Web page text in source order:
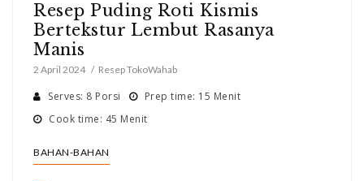
Resep Puding Roti Kismis
Bertekstur Lembut Rasanya
Manis
2 April 2024 Resep TokoWahab
Serves: 8 Porsi
Prep time: 15 Menit
Cook time: 45 Menit
BAHAN-BAHAN